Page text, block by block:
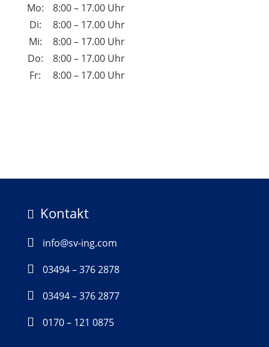
Mo:
8:00 – 17.00 Uhr
Di:
8:00 – 17.00 Uhr
Mi:
8:00 – 17.00 Uhr
Do:
8:00 – 17.00 Uhr
Fr:
8:00 – 17.00 Uhr
 Kontakt

info@sv-ing.com

03494 – 376 2878

03494 – 376 2877

0170 – 121 0875